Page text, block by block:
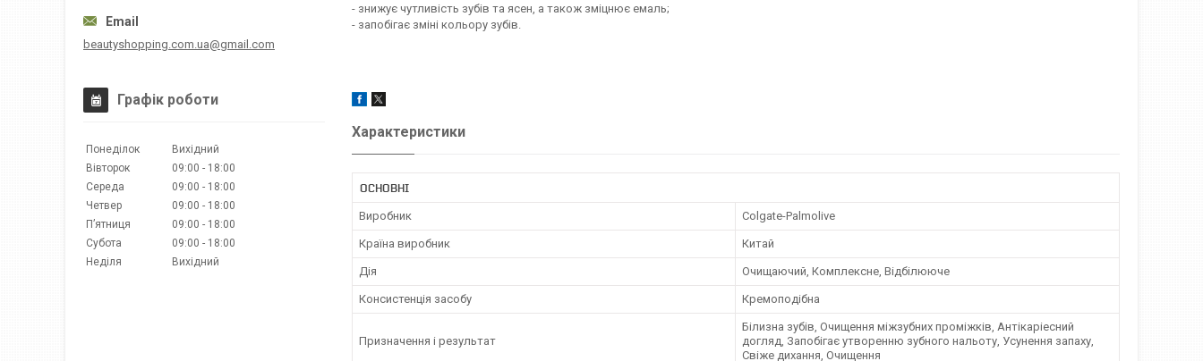
- знижує чутливість зубів та ясен, а також зміцнює емаль;
- запобігає зміні кольору зубів.
Характеристики
ОСНОВНІ
Виробник Colgate-Palmolive
Країна виробник Китай
Дія Очищаючий, Комплексне, Відбілююче
Консистенція засобу Кремоподібна
Призначення і результат
Білизна зубів, Очищення міжзубних проміжків, Антікаріесний
догляд, Запобігає утворенню зубного нальоту, Усунення запаху,
Свіже дихання, Очищення
beautyshopping.com.ua@gmail.com
Графік роботи
Понеділок
Вихідний
Вівторок
09:00
18:00
Середа
09:00
18:00
Четвер
09:00
18:00
Пʼятниця
09:00
18:00
Субота
09:00
18:00
Неділя
Вихідний